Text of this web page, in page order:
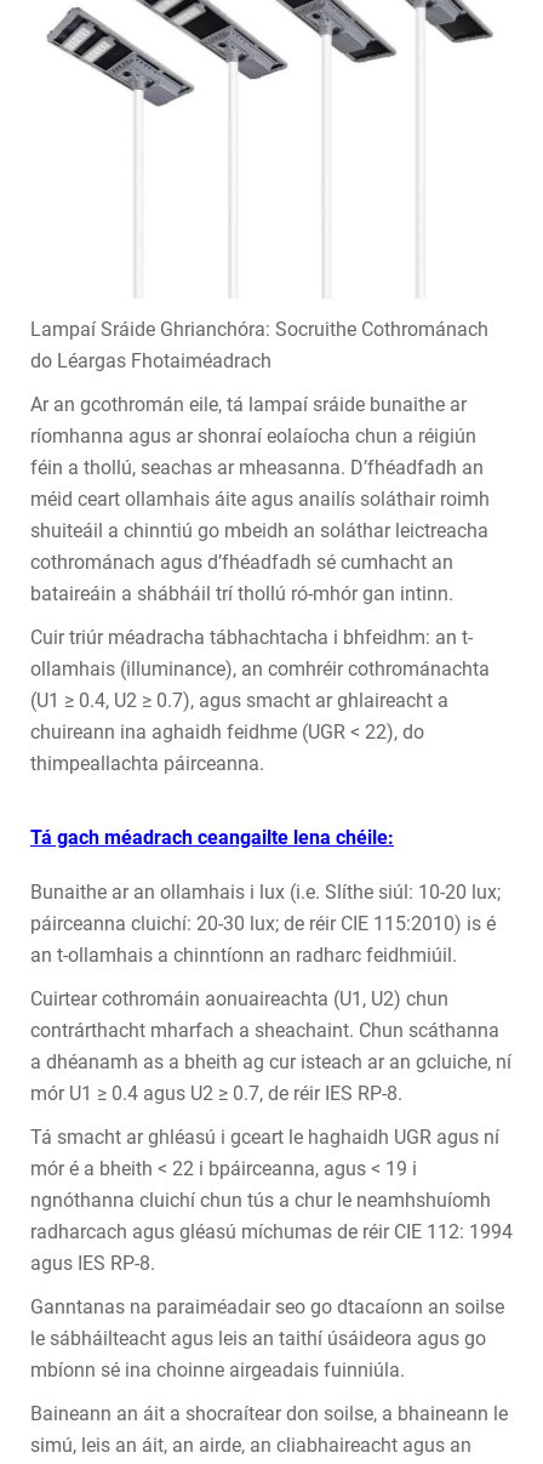
Lampaí Sráide Ghrianchóra: Socruithe Cothrománach
do Léargas Fhotaiméadrach
Ar an gcothromán eile, tá lampaí sráide bunaithe ar
ríomhanna agus ar shonraí eolaíocha chun a réigiún
féin a thollú, seachas ar mheasanna. D’fhéadfadh an
méid ceart ollamhais áite agus anailís soláthair roimh
shuiteáil a chinntiú go mbeidh an soláthar leictreacha
cothrománach agus d’fhéadfadh sé cumhacht an
bataireáin a shábháil trí thollú ró-mhór gan intinn.
Cuir triúr méadracha tábhachtacha i bhfeidhm: an t-
ollamhais (illuminance), an comhréir cothrománachta
(U1 ≥ 0.4, U2 ≥ 0.7), agus smacht ar ghlaireacht a
chuireann ina aghaidh feidhme (UGR < 22), do
thimpeallachta páirceanna.
Tá gach méadrach ceangailte lena chéile:
Bunaithe ar an ollamhais i lux (i.e. Slíthe siúl: 10-20 lux;
páirceanna cluichí: 20-30 lux; de réir CIE 115:2010) is é
an t-ollamhais a chinntíonn an radharc feidhmiúil.
Cuirtear cothromáin aonuaireachta (U1, U2) chun
contrárthacht mharfach a sheachaint. Chun scáthanna
a dhéanamh as a bheith ag cur isteach ar an gcluiche, ní
mór U1 ≥ 0.4 agus U2 ≥ 0.7, de réir IES RP-8.
Tá smacht ar ghléasú i gceart le haghaidh UGR agus ní
mór é a bheith < 22 i bpáirceanna, agus < 19 i
ngnóthanna cluichí chun tús a chur le neamhshuíomh
radharcach agus gléasú míchumas de réir CIE 112: 1994
agus IES RP-8.
Ganntanas na paraiméadair seo go dtacaíonn an soilse
le sábháilteacht agus leis an taithí úsáideora agus go
mbíonn sé ina choinne airgeadais fuinniúla.
Baineann an áit a shocraítear don soilse, a bhaineann le
simú, leis an áit, an airde, an cliabhaireacht agus an